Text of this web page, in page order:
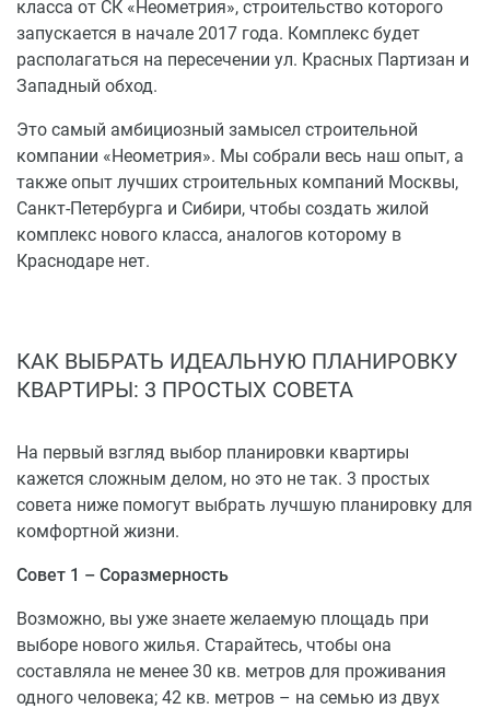
класса от СК «Неометрия», строительство которого
запускается в начале 2017 года. Комплекс будет
располагаться на пересечении ул. Красных Партизан и
Западный обход.
Это самый амбициозный замысел строительной
компании «Неометрия». Мы собрали весь наш опыт, а
также опыт лучших строительных компаний Москвы,
Санкт-Петербурга и Сибири, чтобы создать жилой
комплекс нового класса, аналогов которому в
Краснодаре нет.
КАК ВЫБРАТЬ ИДЕАЛЬНУЮ ПЛАНИРОВКУ
КВАРТИРЫ: 3 ПРОСТЫХ СОВЕТА
На первый взгляд выбор планировки квартиры
кажется сложным делом, но это не так. 3 простых
совета ниже помогут выбрать лучшую планировку для
комфортной жизни.
Совет 1 – Соразмерность
Возможно, вы уже знаете желаемую площадь при
выборе нового жилья. Старайтесь, чтобы она
составляла не менее 30 кв. метров для проживания
одного человека; 42 кв. метров – на семью из двух